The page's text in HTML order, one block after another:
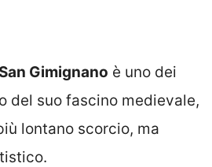
San Gimignano è uno dei
del suo fascino medievale,
lontano scorcio, ma